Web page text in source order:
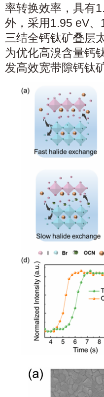
率转换效率，具有
外，采用1.95 eV
三结全钙钛矿叠层
为优化高溴含量钙
发高效宽带隙钙钛